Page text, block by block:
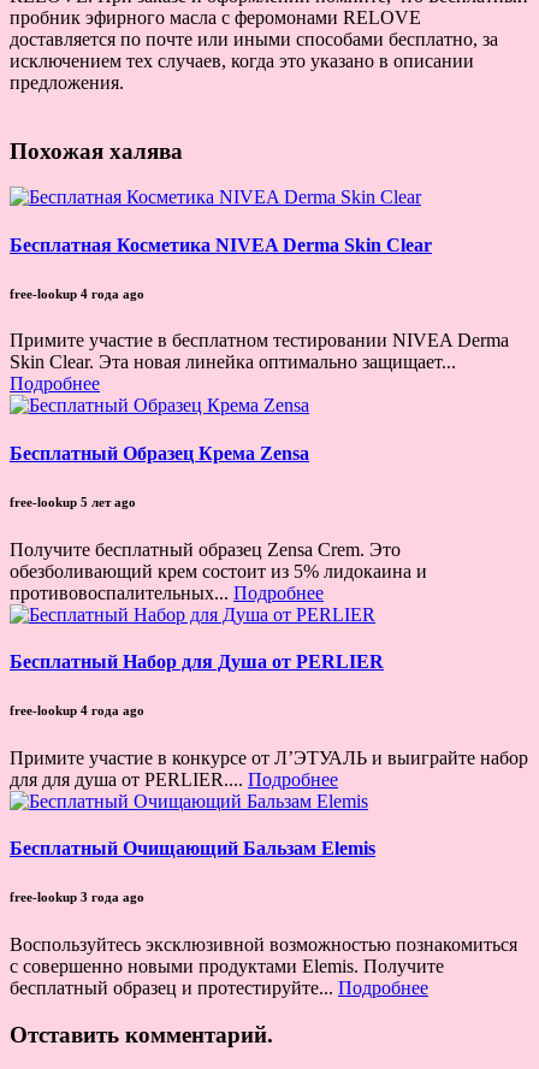
пробник эфирного масла с феромонами RELOVE
доставляется по почте или иными способами бесплатно, за
исключением тех случаев, когда это указано в описании
предложения.
Похожая халява
Бесплатная Косметика NIVEA Derma Skin Clear
free-lookup 4 года ago
Примите участие в бесплатном тестировании NIVEA Derma
Skin Clear. Эта новая линейка оптимально защищает...
Подробнее
Бесплатный Образец Крема Zensa
free-lookup 5 лет ago
Получите бесплатный образец Zensa Crem. Это
обезболивающий крем состоит из 5% лидокаина и
противовоспалительных... Подробнее
Бесплатный Набор для Душа от PERLIER
free-lookup 4 года ago
Примите участие в конкурсе от Л’ЭТУАЛЬ и выиграйте набор
для для душа от PERLIER.... Подробнее
Бесплатный Очищающий Бальзам Elemis
free-lookup 3 года ago
Воспользуйтесь эксклюзивной возможностью познакомиться
с совершенно новыми продуктами Elemis. Получите
бесплатный образец и протестируйте... Подробнее
Отставить комментарий.